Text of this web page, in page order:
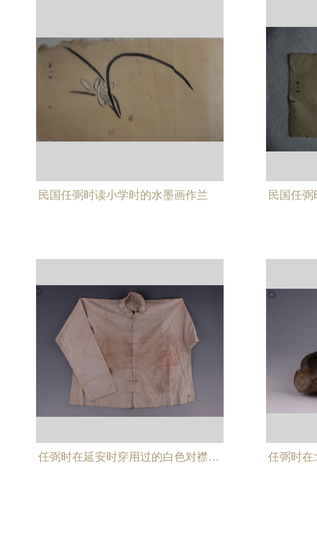
民国任弼时读小学时的水墨画作兰 民国任
任弼时在延安时穿用过的白色对襟衬衣